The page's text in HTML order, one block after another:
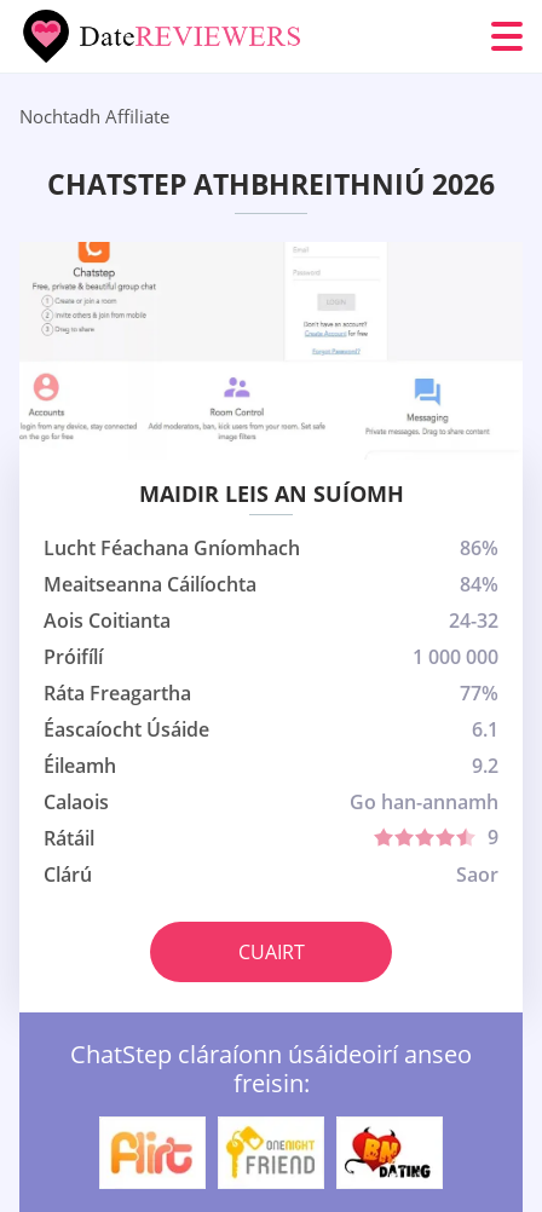
Nochtadh Affiliate
CHATSTEP ATHBHREITHNIÚ 2026
MAIDIR LEIS AN SUÍOMH
Lucht Féachana Gníomhach
86%
Meaitseanna Cáilíochta
84%
Aois Coitianta
24-32
Próifílí
1 000 000
Ráta Freagartha
77%
Éascaíocht Úsáide
6.1
Éileamh
9.2
Calaois
Go han-annamh
Rátáil
9
Clárú
Saor
CUAIRT
ChatStep cláraíonn úsáideoirí anseo
freisin: